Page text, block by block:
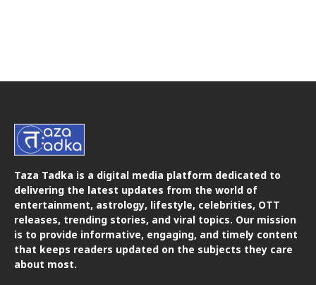
Taza Tadka is a digital media platform dedicated to
delivering the latest updates from the world of
entertainment, astrology, lifestyle, celebrities, OTT
releases, trending stories, and viral topics. Our mission
is to provide informative, engaging, and timely content
that keeps readers updated on the subjects they care
about most.